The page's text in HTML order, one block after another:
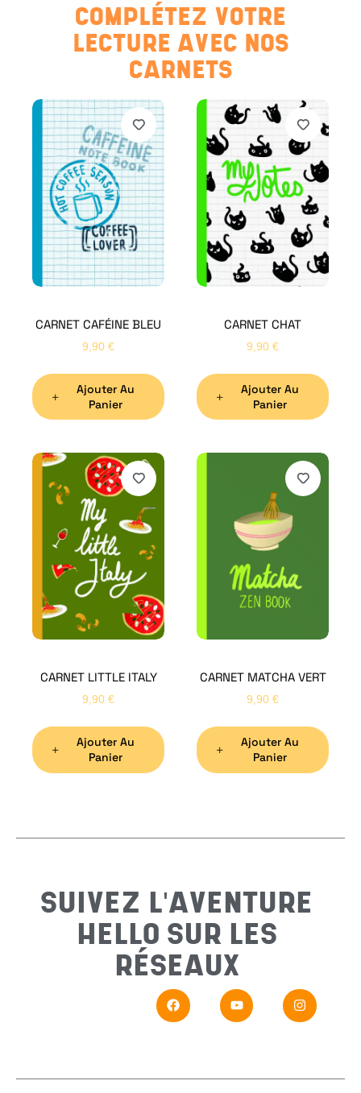
COMPLÉTEZ VOTRE
LECTURE AVEC NOS
CARNETS
CARNET CAFÉINE BLEU
9,90 €
Ajouter Au
Panier
CARNET CHAT
9,90 €
Ajouter Au
Panier
CARNET LITTLE ITALY
9,90 €
Ajouter Au
Panier
CARNET MATCHA VERT
9,90 €
Ajouter Au
Panier
SUIVEZ L'AVENTURE
HELLO SUR LES
RÉSEAUX